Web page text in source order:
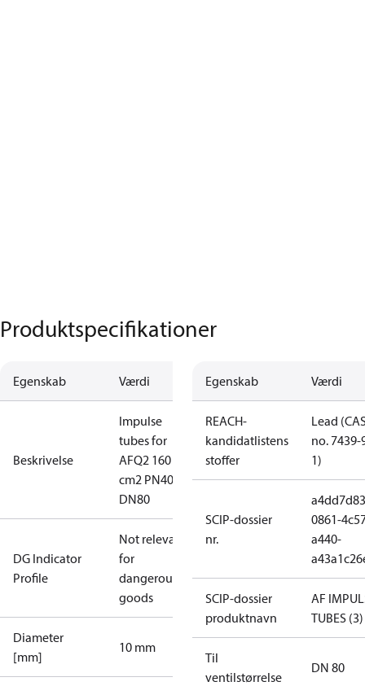
Produktspecifikationer
Egenskab Værdi
Beskrivelse
Impulse
tubes for
AFQ2 160
cm2 PN40
DN80
DG Indicator
Profile
Not relevant
for
dangerous
goods
Diameter
[mm]
10 mm
Egenskab Værdi
REACH-
kandidatlistens
stoffer
Lead
no. 7439-
1)
SCIP-dossier
nr.
0861-
a440-
SCIP-dossier
produktnavn
AF
TUBES (3)
Til
ventilstørrelse
DN 80